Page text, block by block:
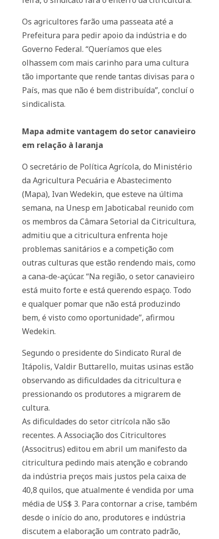
Os agricultores farão uma passeata até a
Prefeitura para pedir apoio da indústria e do
Governo Federal. “Queríamos que eles
olhassem com mais carinho para uma cultura
tão importante que rende tantas divisas para o
País, mas que não é bem distribuída”, concluí o
sindicalista.
Mapa admite vantagem do setor canavieiro
em relação à laranja
O secretário de Política Agrícola, do Ministério
da Agricultura Pecuária e Abastecimento
(Mapa), Ivan Wedekin, que esteve na última
semana, na Unesp em Jaboticabal reunido com
os membros da Câmara Setorial da Citricultura,
admitiu que a citricultura enfrenta hoje
problemas sanitários e a competição com
outras culturas que estão rendendo mais, como
a cana-de-açúcar. “Na região, o setor canavieiro
está muito forte e está querendo espaço. Todo
e qualquer pomar que não está produzindo
bem, é visto como oportunidade”, afirmou
Wedekin.
Segundo o presidente do Sindicato Rural de
Itápolis, Valdir Buttarello, muitas usinas estão
observando as dificuldades da citricultura e
pressionando os produtores a migrarem de
cultura.
As dificuldades do setor citrícola não são
recentes. A Associação dos Citricultores
(Associtrus) editou em abril um manifesto da
citricultura pedindo mais atenção e cobrando
da indústria preços mais justos pela caixa de
40,8 quilos, que atualmente é vendida por uma
média de US$ 3. Para contornar a crise, também
desde o início do ano, produtores e indústria
discutem a elaboração um contrato padrão,